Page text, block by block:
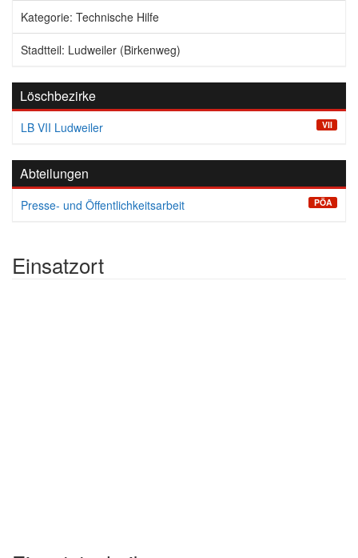
Kategorie: Technische Hilfe
Stadtteil: Ludweiler (Birkenweg)
Löschbezirke
LB VII Ludweiler VII
Abteilungen
Presse- und Öffentlichkeitsarbeit PÖA
Einsatzort